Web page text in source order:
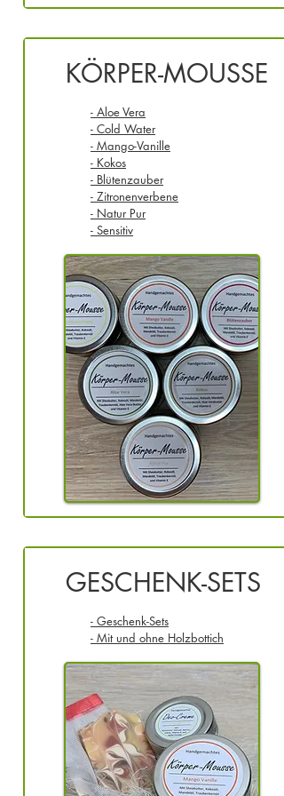
KÖRPER-MOUSSE
- Aloe Vera
- Cold Water
- Mango-Vanille
- Kokos
- Blütenzauber
- Zitronenverbene
- Natur Pur
- Sensitiv
GESCHENK-SETS
- Geschenk-Sets
- Mit und ohne Holzbottich